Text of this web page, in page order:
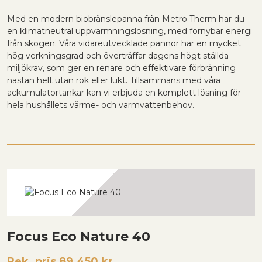
Med en modern biobränslepanna från Metro Therm har du
en klimatneutral uppvärmningslösning, med förnybar energi
från skogen. Våra vidareutvecklade pannor har en mycket
hög verkningsgrad och överträffar dagens högt ställda
miljökrav, som ger en renare och effektivare förbränning
nästan helt utan rök eller lukt. Tillsammans med våra
ackumulatortankar kan vi erbjuda en komplett lösning för
hela hushållets värme- och varmvattenbehov.
Focus Eco Nature 40